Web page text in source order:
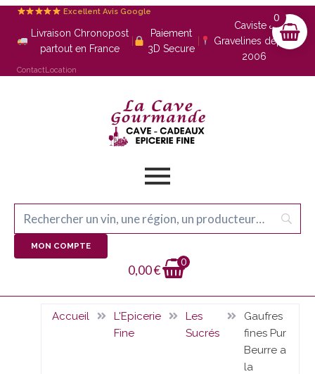
Excellent Avis Google
Livraison Chronopost
partout en France
Paiement
3D Secure
Caviste à
Gravelines depuis
2006
ContactLocation
MON COMPTE
0,00€
0
Accueil
L'Epicerie
Fine
Les
Sucrés
Gaufres
fines Pur
Beurre a
la
0